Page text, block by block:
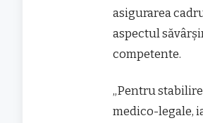
asigurarea
aspectul
competente.
„Pentru
medico-legale,